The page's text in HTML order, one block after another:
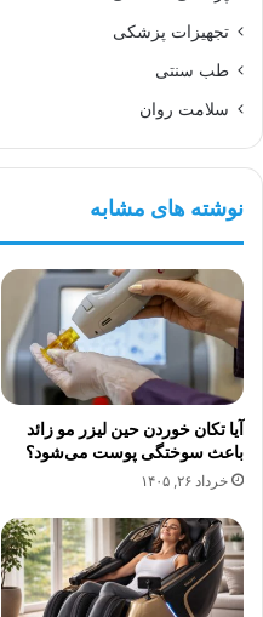
تجهیزات پزشکی
طب سنتی
سلامت روان
نوشته های مشابه
آیا تکان خوردن حین لیزر مو زائد
باعث سوختگی پوست می‌شود؟
خرداد ۲۶, ۱۴۰۵